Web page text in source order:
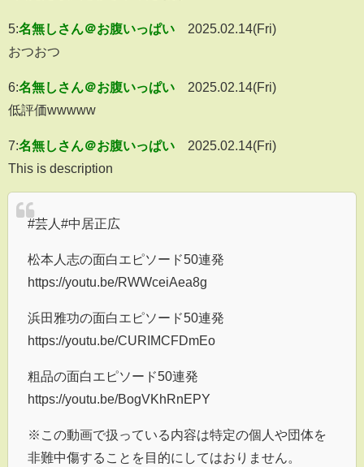
5:名無しさん＠お腹いっぱい
2025.02.14(Fri)
おつおつ
6:名無しさん＠お腹いっぱい
2025.02.14(Fri)
低評価wwwww
7:名無しさん＠お腹いっぱい
2025.02.14(Fri)
This is description
#芸人#中居正広
松本人志の面白エピソード50連発
https://youtu.be/RWWceiAea8g
浜田雅功の面白エピソード50連発
https://youtu.be/CURIMCFDmEo
粗品の面白エピソード50連発
https://youtu.be/BogVKhRnEPY
※この動画で扱っている内容は特定の個人や団体を
非難中傷することを目的にしてはおりません。